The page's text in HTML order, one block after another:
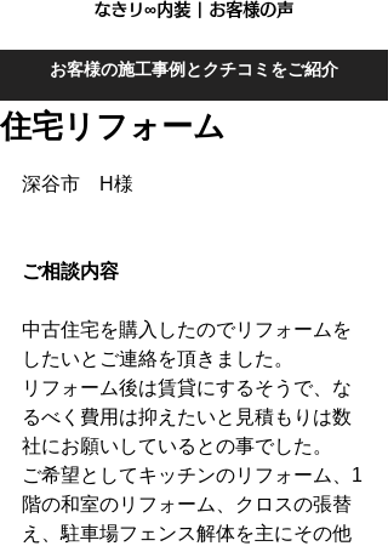
なきリ∞内装 | お客様の声
お客様の施工事例とクチコミをご紹介
住宅リフォーム
深谷市　H様
ご相談内容
中古住宅を購入したのでリフォームを
したいとご連絡を頂きました。
リフォーム後は賃貸にするそうで、な
るべく費用は抑えたいと見積もりは数
社にお願いしているとの事でした。
ご希望としてキッチンのリフォーム、1
階の和室のリフォーム、クロスの張替
え、駐車場フェンス解体を主にその他